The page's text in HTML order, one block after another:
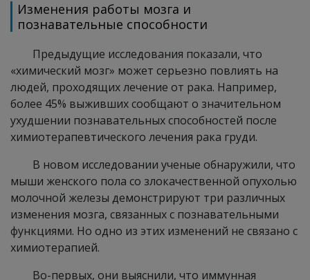
Изменения работы мозга и
познавательные способности
Предыдущие исследования показали, что
«химический мозг» может серьезно повлиять на
людей, проходящих лечение от рака. Например,
более 45% выживших сообщают о значительном
ухудшении познавательных способностей после
химиотерапевтического лечения рака груди.
В новом исследовании ученые обнаружили, что
мыши женского пола со злокачественной опухолью
молочной железы демонстрируют три различных
изменения мозга, связанных с познавательными
функциями. Но одно из этих изменений не связано с
химиотерапией.
Во-первых, они выяснили, что иммунная